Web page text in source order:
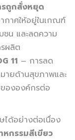
รถูกสั่งหยุด
าศให้อยู่ในเกณฑ์
ชน และลดความ
ผลิต
11 – การลด
ายด้านสุขภาพและ
ององค์กรต่อ
ได้อย่างต่อเนื่อง
หกรรมสีเขียว